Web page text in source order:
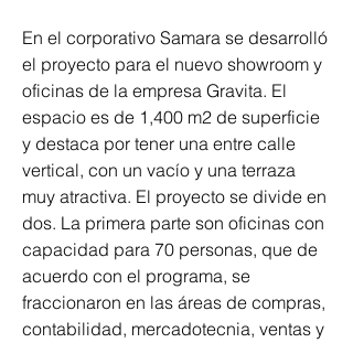
En el corporativo Samara se desarrolló
el proyecto para el nuevo showroom y
oficinas de la empresa Gravita. El
espacio es de 1,400 m2 de superficie
y destaca por tener una entre calle
vertical, con un vacío y una terraza
muy atractiva. El proyecto se divide en
dos. La primera parte son oficinas con
capacidad para 70 personas, que de
acuerdo con el programa, se
fraccionaron en las áreas de compras,
contabilidad, mercadotecnia, ventas y